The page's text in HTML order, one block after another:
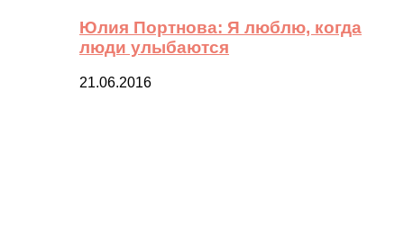
Юлия Портнова: Я люблю, когда
люди улыбаются
21.06.2016